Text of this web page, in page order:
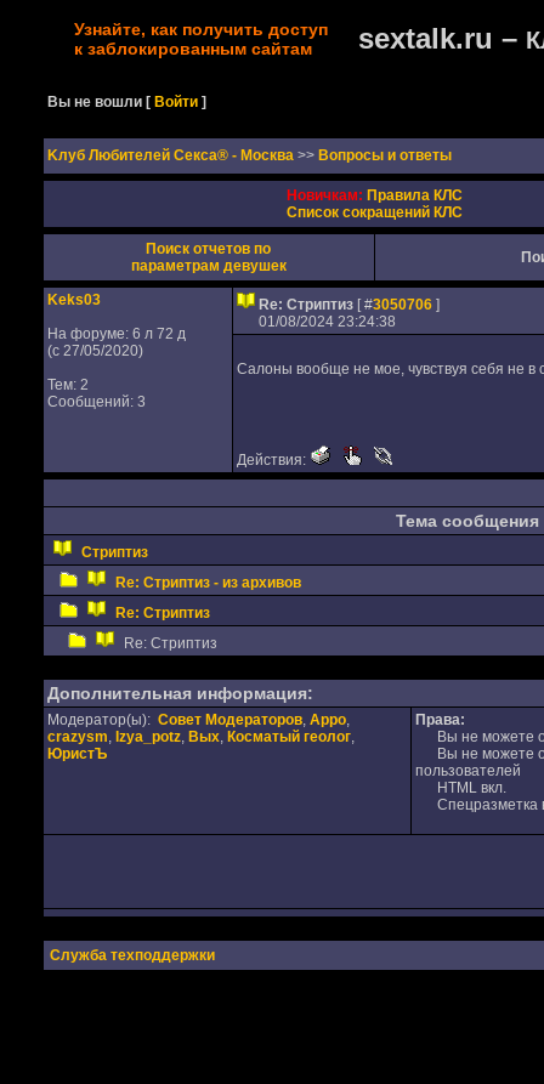
Узнайте, как получить доступ
к заблокированным сайтам
sextalk.ru –
Вы не вошли [Войти ]
Kлуб Любителей Секса® - Москва >> Вопросы и ответы
Новичкам: Правила КЛС
Список сокращений КЛС
Поиск отчетов по
параметрам девушек
Keks03
На форуме: 6 л 72 д
(с 27/05/2020)
Тем: 2
Сообщений: 3
Re: Стриптиз [ #3050706]
01/08/2024 23:24:38
Салоны вообще не мое, чувствуя себя не в
Действия:
Тема сообщения
Стриптиз
Re: Стриптиз - из архивов
Re: Стриптиз
Re: Стриптиз
Дополнительная информация:
Модератор(ы): Совет Модераторов, Appo,
crazysm, Izya_potz, Вых, Косматый геолог,
ЮристЪ
Права:
Вы не можете
Вы не можете
пользователей
HTML вкл.
Спецразметка
Служба техподдержки